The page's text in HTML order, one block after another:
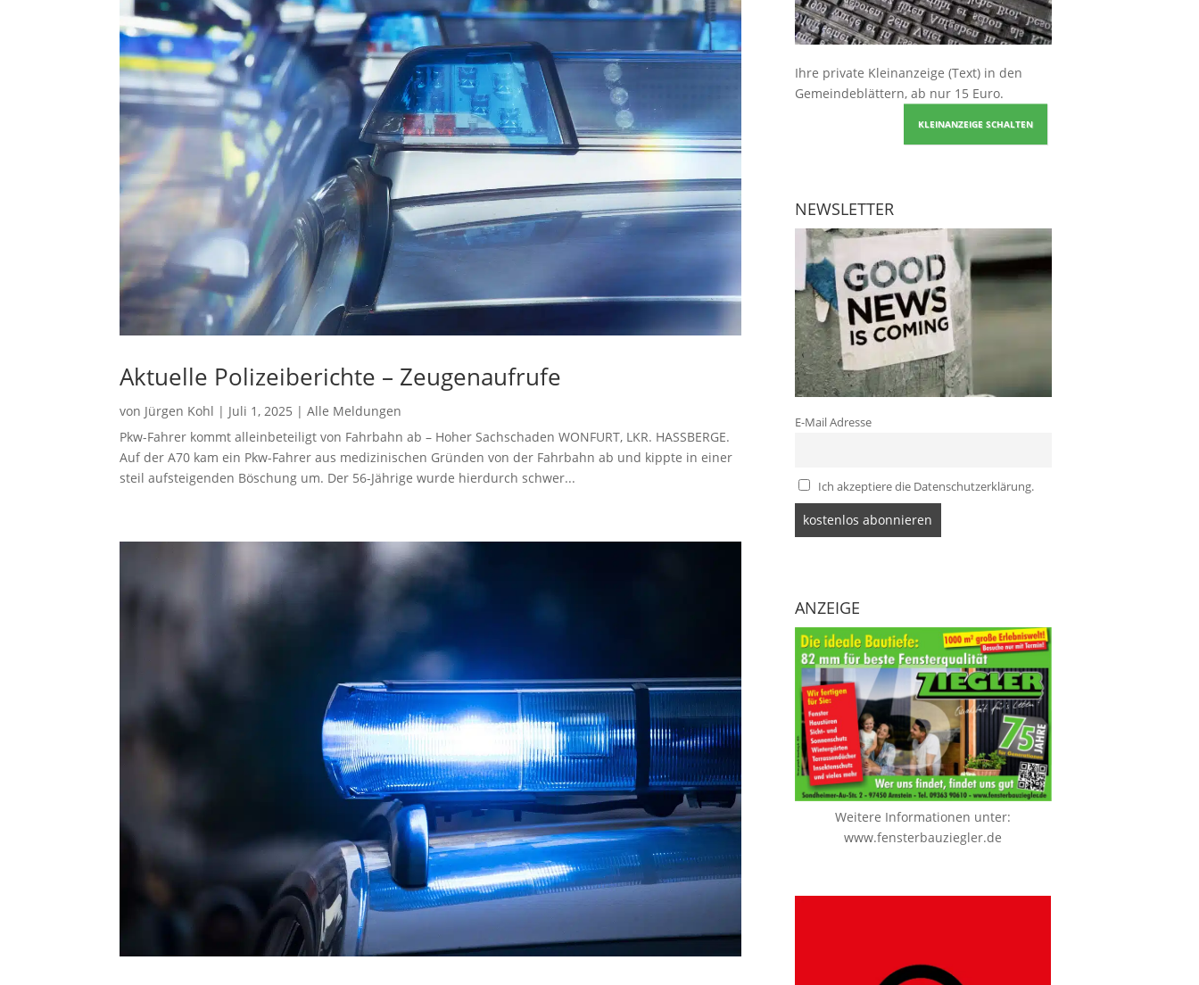
Aktuelle Polizeiberichte – Zeugenaufrufe
von Jürgen Kohl | Juli 1, 2025 |Alle Meldungen
Pkw-Fahrer kommt alleinbeteiligt von Fahrbahn ab – Hoher Sachschaden WONFURT, LKR. HASSBERGE.
Auf der A70 kam ein Pkw-Fahrer aus medizinischen Gründen von der Fahrbahn ab und kippte in einer
steil aufsteigenden Böschung um. Der 56-Jährige wurde hierdurch schwer...
Ihre private Kleinanzeige (Text) in den
Gemeindeblättern, ab nur 15 Euro.
KLEINANZEIGE SCHALTEN
NEWSLETTER
E-Mail Adresse
Ich akzeptiere die Datenschutzerklärung.
ANZEIGE
Weitere Informationen unter:
www.fensterbauziegler.de